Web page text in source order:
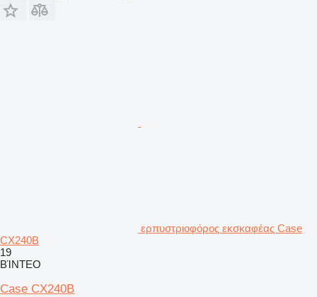
ερπυστριοφόρος εκσκαφέας Case
CX240B
19
ΒΊΝΤΕΟ
Case CX240B